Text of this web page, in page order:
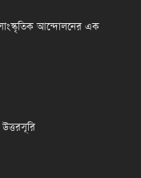
আন্দোলনের এক